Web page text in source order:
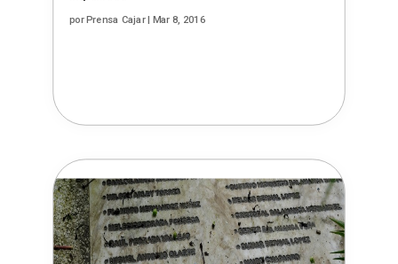
porPrensa Cajar| Mar 8, 2016